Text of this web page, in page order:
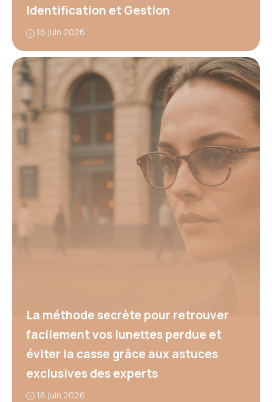
Identification et Gestion
16 juin 2026
La méthode secrète pour retrouver
facilement vos lunettes perdue et
éviter la casse grâce aux astuces
exclusives des experts
16 juin 2026